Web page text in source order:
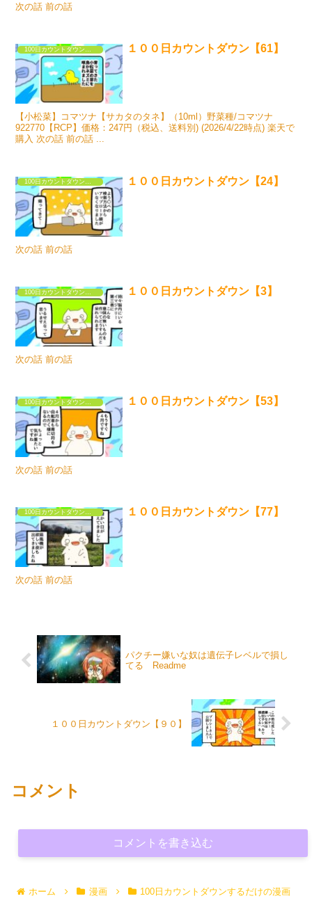
次の話 前の話
１００日カウントダウン【61】
【小松菜】コマツナ【サカタのタネ】（10ml）野菜種/コマツナ
922770【RCP】価格：247円（税込、送料別) (2026/4/22時点) 楽天で
購入 次の話 前の話 ...
100日カウントダウンするだけの漫画① １００日カウントダウン【24】
次の話 前の話
１００日カウントダウン【3】
次の話 前の話
100日カウントダウンするだけの漫画① １００日カウントダウン【53】
次の話 前の話
100日カウントダウンするだけの漫画① １００日カウントダウン【77】
次の話 前の話
パクチー嫌いな奴は遺伝子レベルで損し
てる Readme
１００日カウントダウン【９０】
コメント
コメントを書き込む
ホーム 漫画
100日カウントダウンするだけの漫画